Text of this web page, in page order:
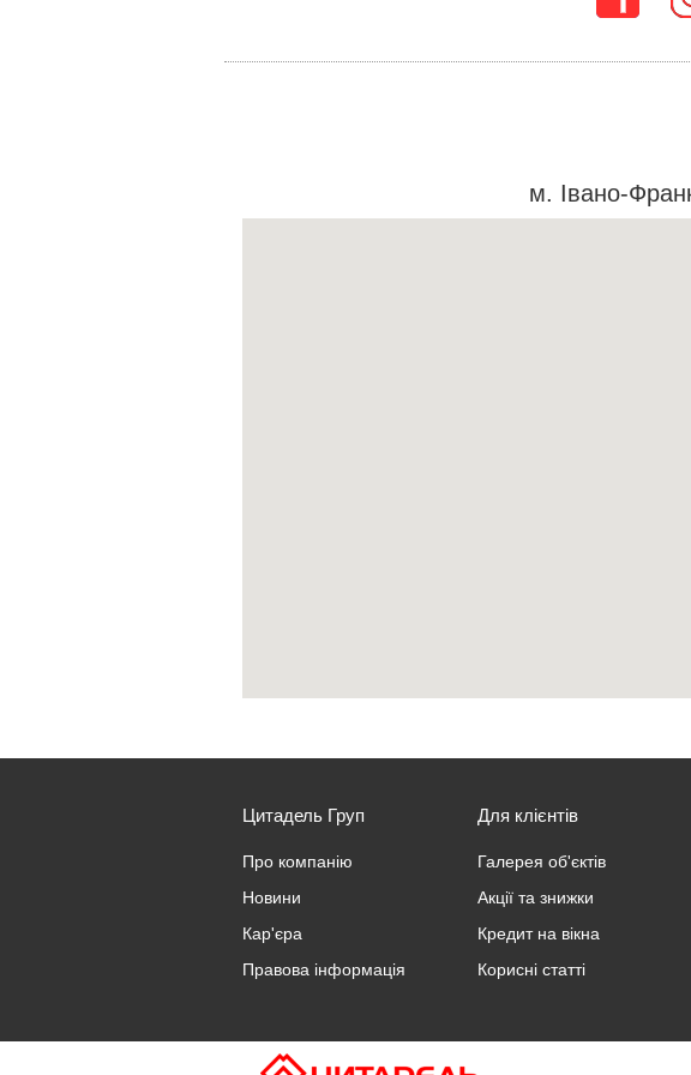
м. Івано-
Цитадель Груп
Про компанію
Новини
Кар'єра
Правова інформація
Для клієнтів
Галерея об'єктів
Акції та знижки
Кредит на вікна
Корисні статті